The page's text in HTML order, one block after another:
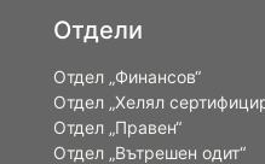
Отдели
Отдел „Финансов“
Отдел „Хелял
Отдел „Правен“
Отдел „Вътрешен одит“